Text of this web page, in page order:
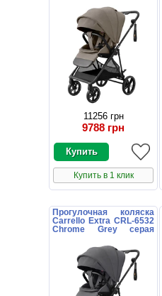
11256 грн
9788 грн
Купить в 1 клик
Прогулочная коляска
Carrello Extra CRL-6532
Chrome Grey серая